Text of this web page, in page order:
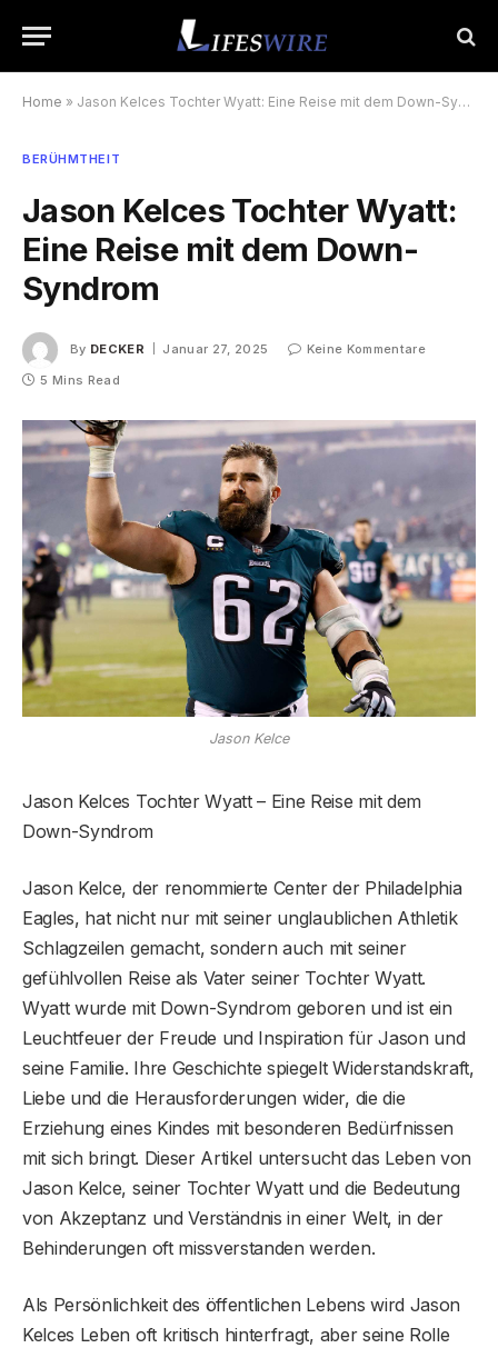
Home » Jason Kelces Tochter Wyatt: Eine Reise mit dem Down-Syndrom
BERÜHMTHEIT
Jason Kelces Tochter Wyatt:
Eine Reise mit dem Down-
Syndrom
By DECKER Januar 27, 2025
Keine Kommentare
5 Mins Read
Jason Kelce
Jason Kelces Tochter Wyatt – Eine Reise mit dem
Down-Syndrom
Jason Kelce, der renommierte Center der Philadelphia
Eagles, hat nicht nur mit seiner unglaublichen Athletik
Schlagzeilen gemacht, sondern auch mit seiner
gefühlvollen Reise als Vater seiner Tochter Wyatt.
Wyatt wurde mit Down-Syndrom geboren und ist ein
Leuchtfeuer der Freude und Inspiration für Jason und
seine Familie. Ihre Geschichte spiegelt Widerstandskraft,
Liebe und die Herausforderungen wider, die die
Erziehung eines Kindes mit besonderen Bedürfnissen
mit sich bringt. Dieser Artikel untersucht das Leben von
Jason Kelce, seiner Tochter Wyatt und die Bedeutung
von Akzeptanz und Verständnis in einer Welt, in der
Behinderungen oft missverstanden werden.
Als Persönlichkeit des öffentlichen Lebens wird Jason
Kelces Leben oft kritisch hinterfragt, aber seine Rolle